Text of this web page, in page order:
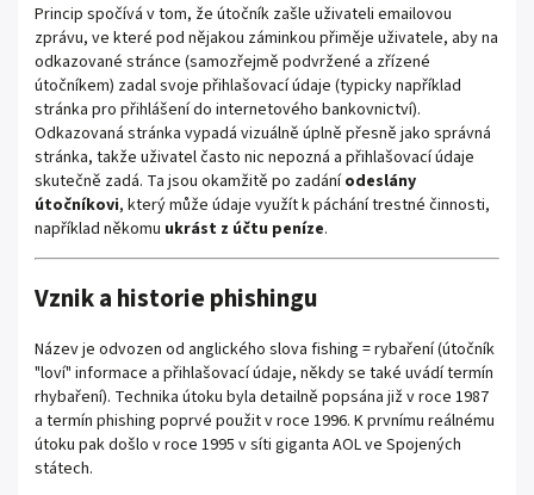
Princip spočívá v tom, že útočník zašle uživateli emailovou
zprávu, ve které pod nějakou záminkou přiměje uživatele, aby na
odkazované stránce (samozřejmě podvržené a zřízené
útočníkem) zadal svoje přihlašovací údaje (typicky například
stránka pro přihlášení do internetového bankovnictví).
Odkazovaná stránka vypadá vizuálně úplně přesně jako správná
stránka, takže uživatel často nic nepozná a přihlašovací údaje
skutečně zadá. Ta jsou okamžitě po zadáníodeslány
útočníkovi, který může údaje využít k páchání trestné činnosti,
například někomu ukrást z účtu peníze.
Vznik a historie phishingu
Název je odvozen od anglického slova fishing = rybaření (útočník
"loví" informace a přihlašovací údaje, někdy se také uvádí termín
rhybaření). Technika útoku byla detailně popsána již v roce 1987
a termín phishing poprvé použit v roce 1996. K prvnímu reálnému
útoku pak došlo v roce 1995 v síti giganta AOL ve Spojených
státech.